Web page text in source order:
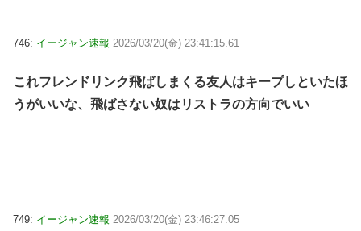
746: イージャン速報 2026/03/20(金) 23:41:15.61
これフレンドリンク飛ばしまくる友人はキープしといたほ
うがいいな、飛ばさない奴はリストラの方向でいい
749: イージャン速報 2026/03/20(金) 23:46:27.05